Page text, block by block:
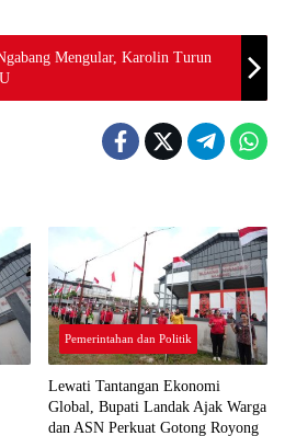
Mengular, Karolin Turun
Pemerintahan dan Politik
Lewati Tantangan Ekonomi
Global, Bupati Landak Ajak Warga
dan ASN Perkuat Gotong Royong